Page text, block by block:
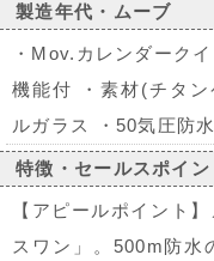
製造年代・ムーブ
・Mov.カレンダーク
機能付 ・素材(チタ
ルガラス ・50気圧防水
特徴・セールスポイン
【アピールポイント
スワン」。500m防水